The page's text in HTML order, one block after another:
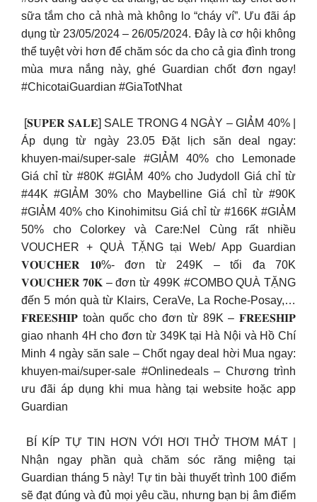
sữa tắm cho cả nhà mà không lo “cháy ví”. Ưu đãi áp
dụng từ 23/05/2024 – 26/05/2024. Đây là cơ hội không
thể tuyệt vời hơn để chăm sóc da cho cả gia đình trong
mùa mưa nắng này, ghé Guardian chốt đơn ngay!
#ChicotaiGuardian #GiaTotNhat
​ [𝐒𝐔𝐏𝐄𝐑 𝐒𝐀𝐋𝐄] SALE TRONG 4 NGÀY – GIẢM 40% |
Áp dụng từ ngày 23.05 Đặt lịch săn deal ngay:
khuyen-mai/super-sale #GIẢM 40% cho Lemonade
Giá chỉ từ #80K #GIẢM 40% cho Judydoll Giá chỉ từ
#44K #GIẢM 30% cho Maybelline Giá chỉ từ #90K
#GIẢM 40% cho Kinohimitsu Giá chỉ từ #166K #GIẢM
50% cho Colorkey và Care:Nel Cùng rất nhiều
VOUCHER + QUÀ TẶNG tại Web/ App Guardian
𝐕𝐎𝐔𝐂𝐇𝐄𝐑 𝟏𝟎%- đơn từ 249K – tối đa 70K
𝐕𝐎𝐔𝐂𝐇𝐄𝐑 𝟕𝟎𝐊 – đơn từ 499K #COMBO QUÀ TẶNG
đến 5 món quà từ Klairs, CeraVe, La Roche-Posay,…
𝐅𝐑𝐄𝐄𝐒𝐇𝐈𝐏 toàn quốc cho đơn từ 89K – 𝐅𝐑𝐄𝐄𝐒𝐇𝐈𝐏
giao nhanh 4H cho đơn từ 349K tại Hà Nội và Hồ Chí
Minh 4 ngày săn sale – Chốt ngay deal hời Mua ngay:
khuyen-mai/super-sale #Onlinedeals – Chương trình
ưu đãi áp dụng khi mua hàng tại website hoặc app
Guardian
​ BÍ KÍP TỰ TIN HƠN VỚI HƠI THỞ THƠM MÁT |
Nhận ngay phần quà chăm sóc răng miệng tại
Guardian tháng 5 này! Tự tin bài thuyết trình 100 điểm
sẽ đạt đúng và đủ mọi yêu cầu, nhưng bạn bị âm điểm